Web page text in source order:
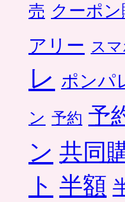
売 クーポン
アリー ス
レ ポンパ
ン 予約 予
ン 共同
ト 半額